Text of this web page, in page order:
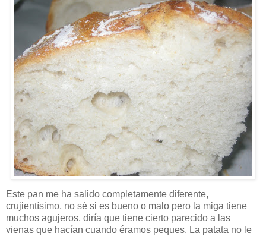
Este pan me ha salido completamente diferente,
crujientísimo, no sé si es bueno o malo pero la miga tiene
muchos agujeros, diría que tiene cierto parecido a las
vienas que hacían cuando éramos peques. La patata no le